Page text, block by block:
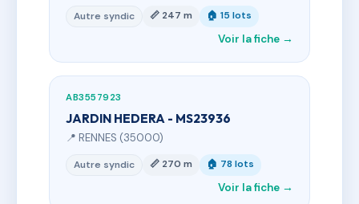
Autre syndic 📏 247 m 🏠 15 lots
Voir la fiche →
AB3557923
JARDIN HEDERA - MS23936
📍 RENNES (35000)
Autre syndic 📏 270 m 🏠 78 lots
Voir la fiche →